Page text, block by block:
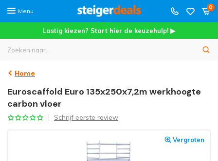
Menu
0
Lastig kiezen? Start hier de keuzehulp! ▶
Home
Euroscaffold Euro 135x250x7,2m werkhoogte
carbon vloer
Schrijf eerste review
Vergroten